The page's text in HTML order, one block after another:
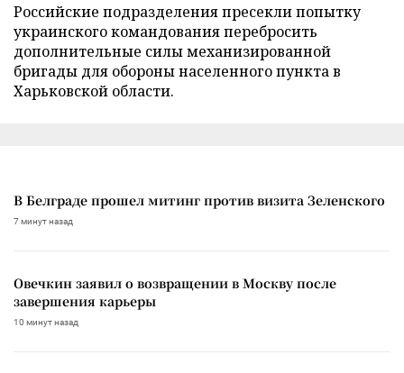
Российские подразделения пресекли попытку
украинского командования перебросить
дополнительные силы механизированной
бригады для обороны населенного пункта в
Харьковской области.
В Белграде прошел митинг против визита Зеленского
7 минут назад
Овечкин заявил о возвращении в Москву после
завершения карьеры
10 минут назад